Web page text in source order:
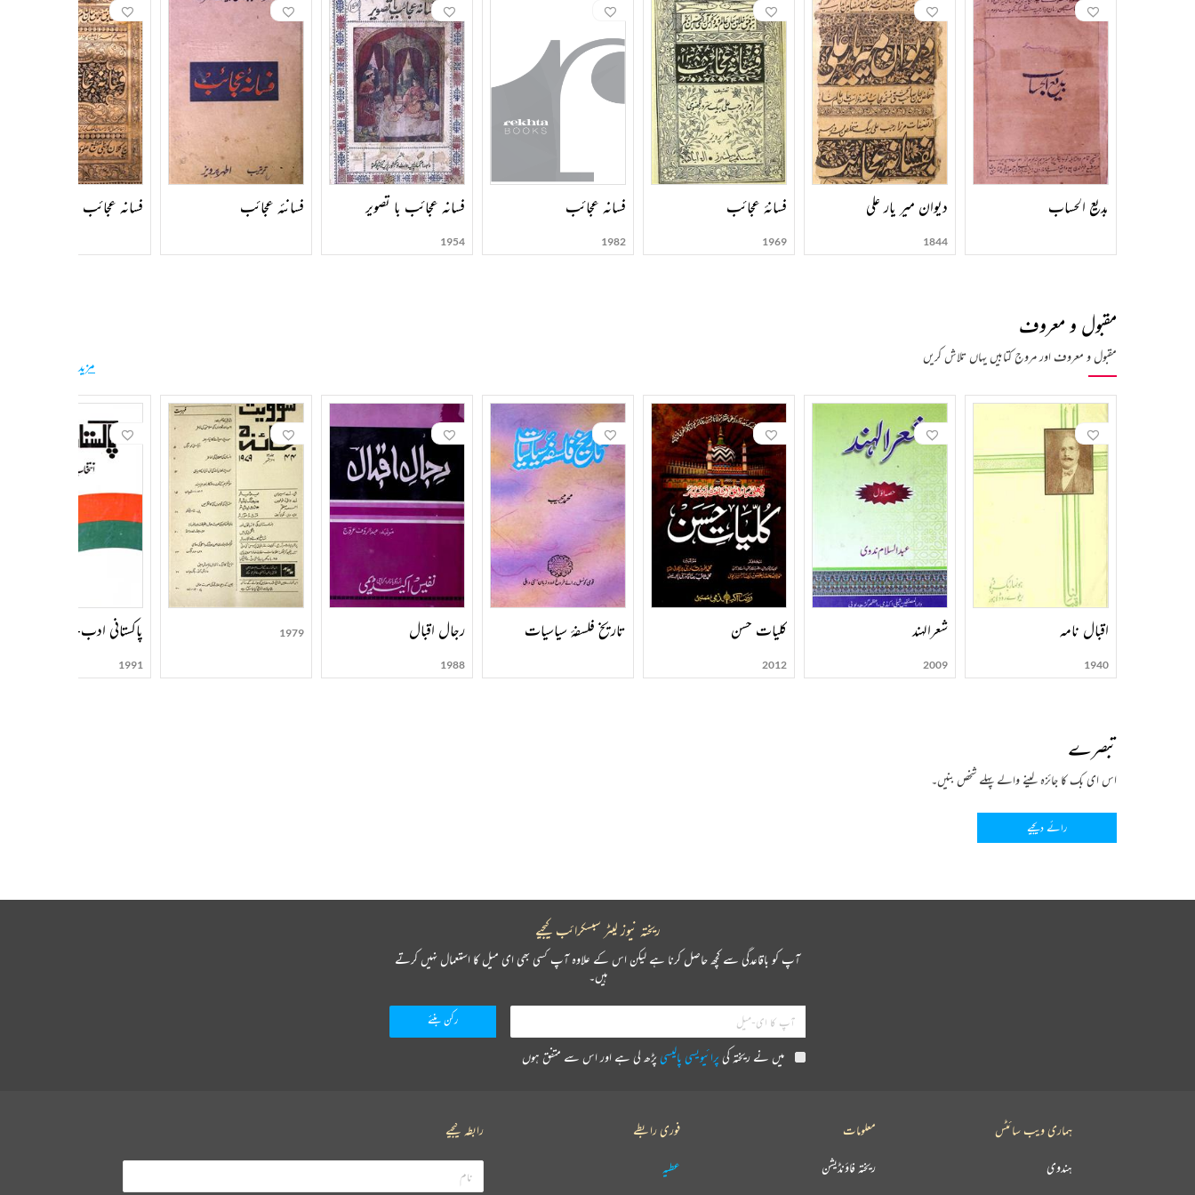
مصنف کا مذاق اڑایا ہے۔ سادہ و سہل زبان ان کے نزدیک کوئی خوبی نہیں، عیب ہے۔ رنگینی، صناعی اور عبارت آرائی کو ہی وہ سب کچھ سمجھتے ہیں۔ اس زمانے میں اس انداز نگارش کی قدر بھی بہت تھی۔ اس لیے یہ بہت مقبول ہوئی اور پسندیدگی کی نظر سے دیکھی گئی۔
اب زمانے کا ورق الٹ چکا اور اسے عیب سمجھا جانے لگا۔ یہ ایک حقیقت ہے کہ مصنوعی عبارت کا دل پر اثر نہیں ہوتا۔ دوسری بات یہ کہ وزن کی فکر کرنے، قافیہ ڈھونڈنے، تشبیہ و استعارے سے عبارت کو رنگین بنانے کی کوشش میں ہی مصنف کی ساری صلاحیت
صرف ہوجاتی ہے اور جو کچھ وہ کہنا چاہتا ہے کہہ نہیں پاتا۔
سرورؔ کی اور بہت سی کتابیں ہیں مثلاً سرور سلطانی، شررعشق، شگوفہ، محبت، گلزار سرور، شبستان سرور اور انشائے سرور، سرور سلطانی شاہنامۂ فردوسی کے ایک فارسی خلاصے کا ترجمہ ہے اور 1847 میں واجد علی شاہ کی فرمائش پر لکھی گئی۔ شرر عشق چڑیوں کی دلچسپ
داستان محبت ہے جو 1856میں لکھی گئی۔ شگوفۂ محبت بھی محبت کی کہانی ہے۔ گلزار سرور کا موضوع اخلاق و تصوف ہے۔ غالبؔ نے اس پر تقریظ لکھی ہے۔ شبستان محبت الف لیلہ کی کچھ کہانیوں کا ترجمہ ہے۔ انشاے سرور مصنف کے خطوط کا مجموعہ ہے۔
بدیع الحساب دیوان میر یار علی
1844
فسانۂ عجائب
1969
فسانہ عجائب
1982
فسانہ عجائب با تصویر
1954
فسانئہ عجائب فسانہ عجائب
مقبول و معروف
مقبول و معروف اور مروج کتابیں یہاں تلاش کریں مزید
اقبال نامہ
1940
شعرالہند
2009
کلیات حسن
2012
تاریخ فلسفۂ سیاسیات رجال اقبال
1988
1979 پاکستانی ادب-1990
1991
تبصرے
اس ای بک کا جائزہ لینے والے پہلے شخص بنیں۔
رائے دیجیے
ریختہ نیوز لیٹر سبسکرائب کیجیے
آپ کو باقاعدگی سے کچھ حاصل کرنا ہے لیکن اس کے علاوہ آپ کسی بھی ای میل کا استعمال نہیں کرتے
ہیں۔
میں نے ریختہ کیپرائیویسی پالیسیپڑھ لی ہے اور اس سے متفق ہوں
فوری رابطے
عطیہ
معلومات
ریختہ فاؤنڈیشن
ہماری ویب سائٹس
ہندوی
رابطہ کیجیے